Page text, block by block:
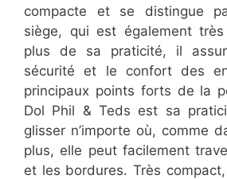
compacte et se distingue
siège, qui est également
plus de sa praticité, il
sécurité et le confort des
principaux points forts de la
Dol Phil & Teds est sa
glisser n’importe où, comme
plus, elle peut facilement
et les bordures. Très